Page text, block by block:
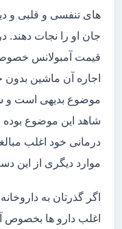
های تنفسی و قلبی و
جان او را نجات
قیمت آمبولانس
اجاره آن ماشین بدون
موضوع بدیهی است و
شاهد این موضوع بوده
درمانی خود اغلب
موارد دیگری از این
اگر گذرتان به
اغلب دارو ها بخصوص